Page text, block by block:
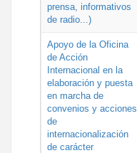
prensa, informativos
de radio...)
Apoyo de la Oficina
de Acción
Internacional en la
elaboración y puesta
en marcha de
convenios y acciones
de
internacionalización
de carácter